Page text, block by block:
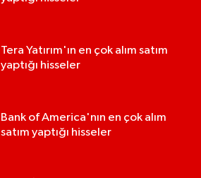
Tera Yatırım'ın en çok alım satım
yaptığı hisseler
Bank of America'nın en çok alım
satım yaptığı hisseler